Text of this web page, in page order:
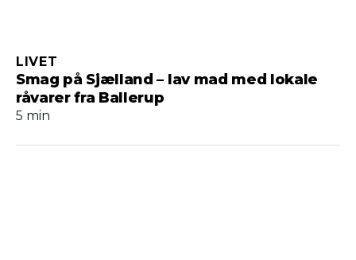
Smag på Sjælland – lav mad med lokale
råvarer fra Ballerup
LIVET
5 min